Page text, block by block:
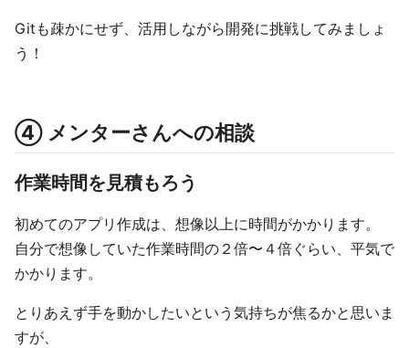
Gitも疎かにせず、活用しながら開発に挑戦してみましょ
う！
④ メンターさんへの相談
作業時間を見積もろう
初めてのアプリ作成は、想像以上に時間がかかります。
自分で想像していた作業時間の２倍〜４倍ぐらい、平気で
かかります。
とりあえず手を動かしたいという気持ちが焦るかと思いま
すが、